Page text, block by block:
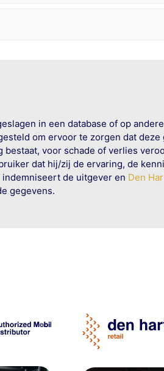
in een database of op
om ervoor te zorgen dat deze
voor schade of verlies
dat hij/zij de ervaring, de
de uitgever en Den
gegevens.